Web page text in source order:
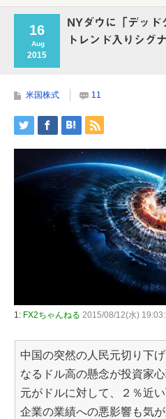
16
Aug
2015
NYダウに「デッド
トレンド入りシグ
米国株式 11
1: FX2ちゃんねる 2015/08/12(水)
中国の突然の人民元切り下
なるドル高の懸念が投資家
元がドルに対して、２％近
企業の業績への悪影響も気が